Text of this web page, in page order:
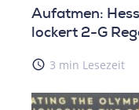
Aufatmen:
lockert 2-G
access_time 3 min Lesezeit